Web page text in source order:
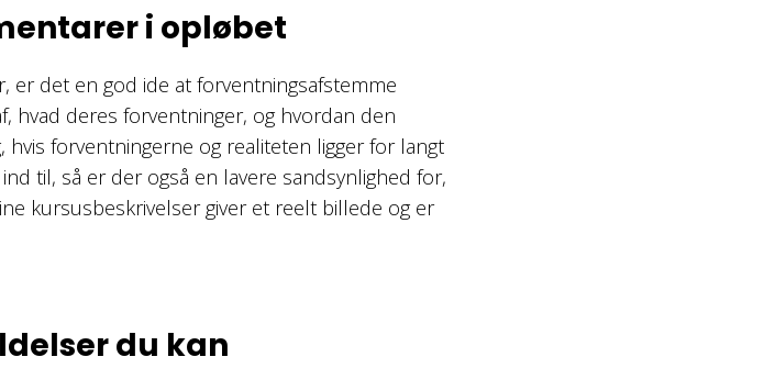
i opløbet
er det en god ide at forventningsafstemme
hvad deres forventninger, og hvordan den
forventningerne og realiteten ligger for langt
til, så er der også en lavere sandsynlighed for,
kursusbeskrivelser giver et reelt billede og er
du kan